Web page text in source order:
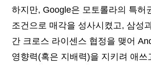
하지만, Google은 모토롤라의 특허
조건으로 매각을 성사시켰고, 삼성
간 크로스 라이센스 협정을 맺어
영향력(혹은 지배력)을 지키려 애쓰